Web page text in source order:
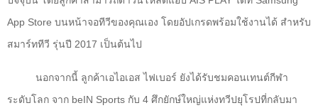
App Store บนหน้าจอทีวีของคุณเอง โดยอัปเกรดพร้อมใช้งานได้ สำหรับ
สมาร์ททีวี รุ่นปี 2017 เป็นต้นไป
นอกจากนี้ ลูกค้าเอไอเอส ไฟเบอร์ ยังได้รับชมคอนเทนต์กีฬา
ระดับโลก จาก beIN Sports กับ 4 ศึกยักษ์ใหญ่แห่งทวีปยุโรปที่กลับมา